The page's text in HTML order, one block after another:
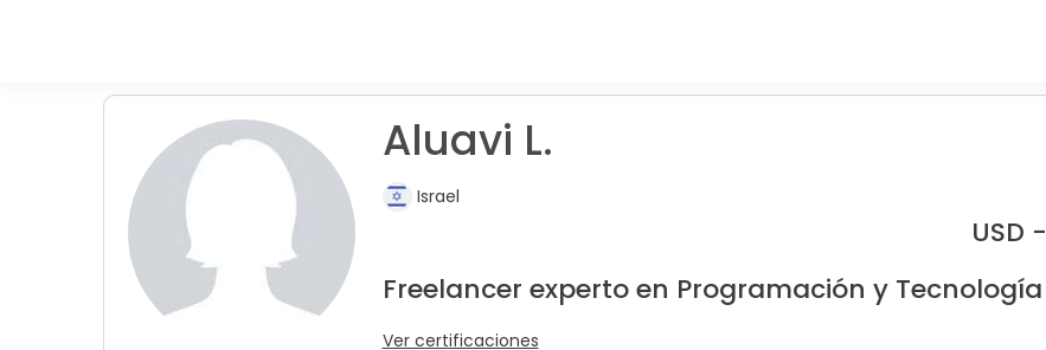
Aluavi L.
Israel
USD -
Freelancer experto en Programación y Tecnología
Ver certificaciones